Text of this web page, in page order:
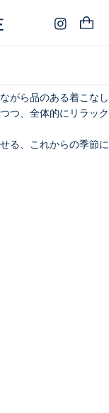
は、軽やかな着心地と
がら品のある着こなし
つ、全体的にリラック
る、これからの季節に